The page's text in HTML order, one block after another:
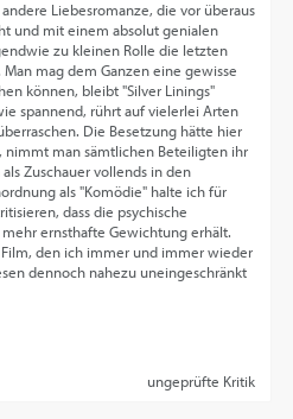
Liebesromanze, die vor überaus
und mit einem absolut genialen
zu kleinen Rolle die letzten
mag dem Ganzen eine gewisse
können, bleibt "Silver Linings"
spannend, rührt auf vielerlei Arten
Die Besetzung hätte hier
nimmt man sämtlichen Beteiligten ihr
Zuschauer vollends in den
als "Komödie" halte ich für
dass die psychische
ernsthafte Gewichtung erhält.
den ich immer und immer wieder
dennoch nahezu uneingeschränkt
ungeprüfte Kritik